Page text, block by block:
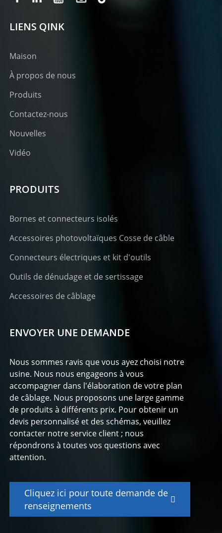
LIENS QINK
Maison
À propos de nous
Produits
Contactez-nous
Nouvelles
Vidéo
PRODUITS
Bornes et connecteurs isolés
Accessoires photovoltaïques Cosse de câble
Connecteurs électriques et kit d'outils
Outils de dénudage et de sertissage
Accessoires de câblage
ENVOYER UNE DEMANDE
Nous sommes ravis que vous ayez choisi notre
usine. Nous nous engageons à vous
accompagner dans l'élaboration de votre plan
de câblage. Nous proposons une large gamme
de produits à différents prix. Pour obtenir un
devis personnalisé et des schémas, veuillez
contacter notre service client ; nous
répondrons à toutes vos questions avec
attention.
Cliquez ici pour toute demande de
renseignements